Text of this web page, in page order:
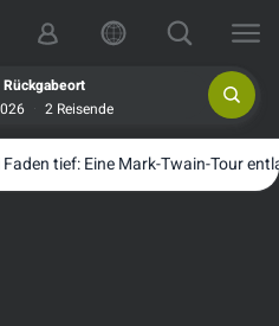
Rückgabeort
2 Reisende
tief: Eine Mark-Twain-Tour